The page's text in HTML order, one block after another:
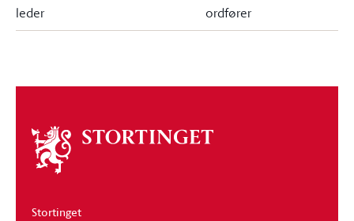
leder ordfører
Om
stortinget
Stortinget